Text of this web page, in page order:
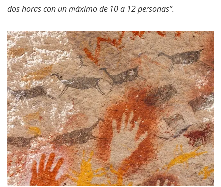
dos horas con un máximo de 10 a 12 personas”.